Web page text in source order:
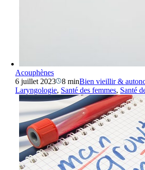
Acouphènes
6 juillet 2023
8 minBien vieillir &
Laryngologie, Santé des femmes, Santé